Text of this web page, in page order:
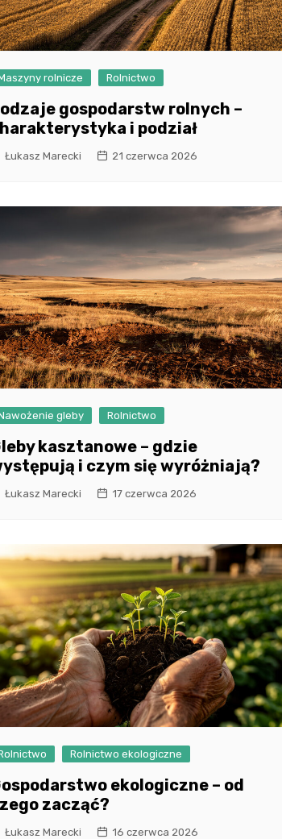
rolnicze Rolnictwo
gospodarstw rolnych –
i podział
Łukasz Marecki 21 czerwca 2026
gleby Rolnictwo
kasztanowe – gdzie
i czym się wyróżniają?
Łukasz Marecki 17 czerwca 2026
Rolnictwo ekologiczne
ekologiczne – od
zacząć?
Łukasz Marecki 16 czerwca 2026